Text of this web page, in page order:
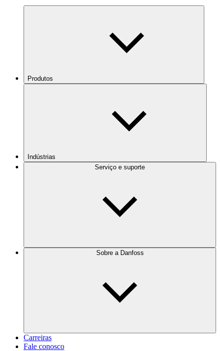
Produtos
Indústrias
Serviço e suporte
Sobre a Danfoss
Carreiras
Fale conosco